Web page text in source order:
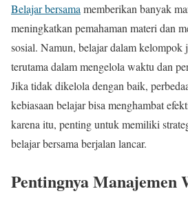
Belajar bersama memberikan banyak
meningkatkan pemahaman materi dan
sosial. Namun, belajar dalam kelompok
terutama dalam mengelola waktu dan
Jika tidak dikelola dengan baik,
kebiasaan belajar bisa menghambat
karena itu, penting untuk memiliki
belajar bersama berjalan lancar.
Pentingnya Manajemen